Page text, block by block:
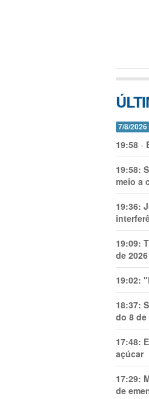
7/8/2026
19:58 -
19:58:
meio a
19:36:
19:09:
de 2026
19:02:
18:37:
do 8
17:48:
açúcar
17:29:
de